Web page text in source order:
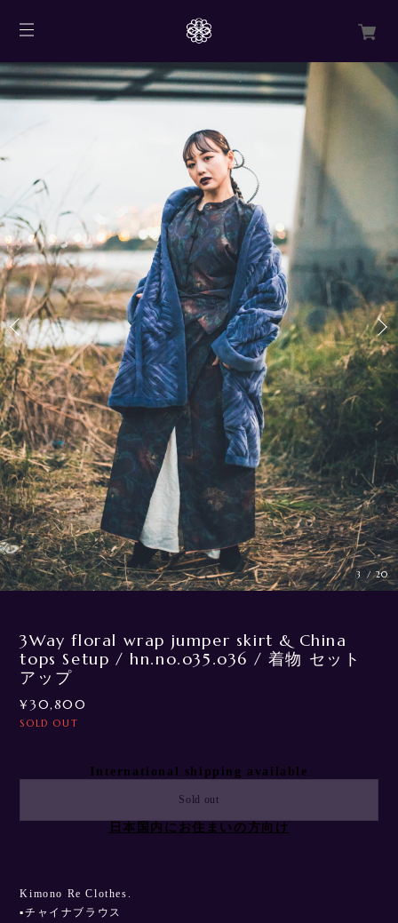
3 /20
3Way floral wrap jumper skirt & China
tops Setup / hn.no.o35.o36 / 着物 セット
アップ
¥30,800
SOLD OUT
International shipping available
Sold out
日本国内にお住まいの方向け
Kimono Re Clothes.
▪︎チャイナブラウス